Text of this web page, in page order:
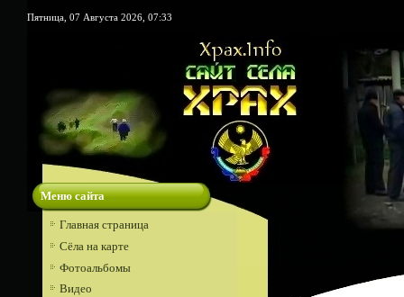
Пятница, 07 Августа 2026, 07:33
Меню сайта
Главная страница
Сёла на карте
Фотоальбомы
Видео